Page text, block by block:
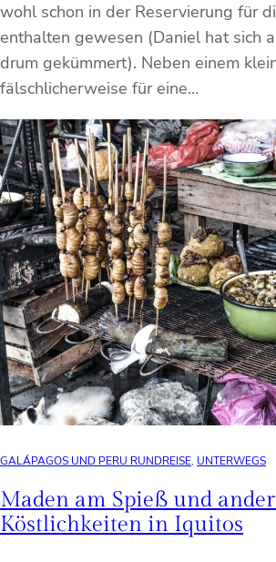
wohl schon in der Reservierung für
enthalten gewesen (Daniel hat sich
drum gekümmert). Neben einem
fälschlicherweise für eine…
GALÁPAGOS UND PERU RUNDREISE, UNTERWEGS
Maden am Spieß und
Köstlichkeiten in Iquitos